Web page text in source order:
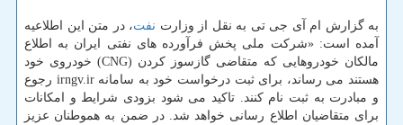
به گزارش ام آی جی تی به نقل از وزارت نفت، در متن این اطلاعیه
آمده است: «شركت ملی پخش فرآورده های نفتی ایران به اطلاع
مالكان خودروهایی كه متقاضی گازسوز كردن (CNG) خودروی خود
هستند می رساند، برای ثبت درخواست خود به سامانه irngv.ir رجوع
و مبادرت به ثبت نام كنند. تاكید می شود بزودی شرایط و امكانات
برای متقاضیان اطلاع رسانی خواهد شد. در ضمن به هموطنان عزیز